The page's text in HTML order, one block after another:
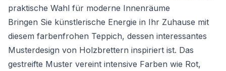
praktische Wahl für moderne Innenräume
Bringen Sie künstlerische Energie in Ihr Zuhause mit
diesem farbenfrohen Teppich, dessen interessantes
Musterdesign von Holzbrettern inspiriert ist. Das
gestreifte Muster vereint intensive Farben wie Rot,